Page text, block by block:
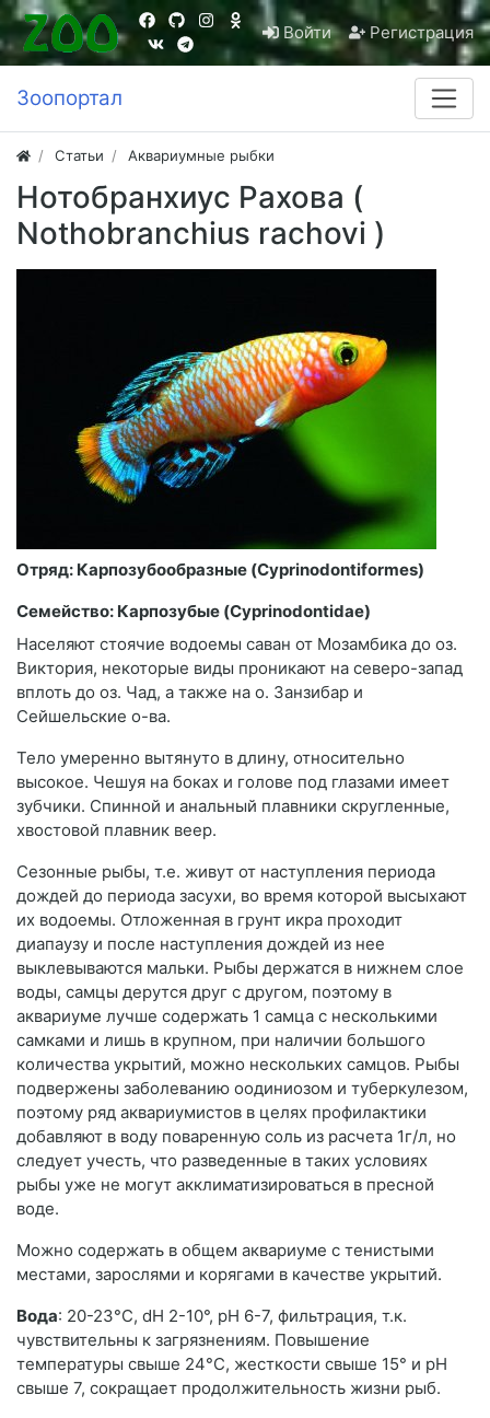
Войти Регистрация
Зоопортал
Статьи Аквариумные рыбки
Нотобранхиус Рахова (
Nothobranchius rachovi )
Отряд: Карпозубообразные (Cyprinodontiformes)
Семейство: Карпозубые (Cyprinodontidae)
Населяют стоячие водоемы саван от Мозамбика до оз.
Виктория, некоторые виды проникают на северо-запад
вплоть до оз. Чад, а также на о. Занзибар и
Сейшельские о-ва.
Тело умеренно вытянуто в длину, относительно
высокое. Чешуя на боках и голове под глазами имеет
зубчики. Спинной и анальный плавники скругленные,
хвостовой плавник веер.
Сезонные рыбы, т.е. живут от наступления периода
дождей до периода засухи, во время которой высыхают
их водоемы. Отложенная в грунт икра проходит
диапаузу и после наступления дождей из нее
выклевываются мальки. Рыбы держатся в нижнем слое
воды, самцы дерутся друг с другом, поэтому в
аквариуме лучше содержать 1 самца с несколькими
самками и лишь в крупном, при наличии большого
количества укрытий, можно нескольких самцов. Рыбы
подвержены заболеванию оодиниозом и туберкулезом,
поэтому ряд аквариумистов в целях профилактики
добавляют в воду поваренную соль из расчета 1г/л, но
следует учесть, что разведенные в таких условиях
рыбы уже не могут акклиматизироваться в пресной
воде.
Можно содержать в общем аквариуме с тенистыми
местами, зарослями и корягами в качестве укрытий.
Вода: 20-23°С, dH 2-10°, рН 6-7, фильтрация, т.к.
чувствительны к загрязнениям. Повышение
температуры свыше 24°С, жесткости свыше 15° и рH
свыше 7, сокращает продолжительность жизни рыб.